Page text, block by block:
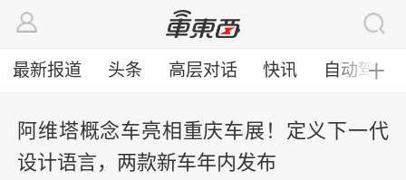
最新报道 头条 高层对话 快讯 自动驾驶
╋
阿维塔概念车亮相重庆车展！定义下一代
设计语言，两款新车年内发布